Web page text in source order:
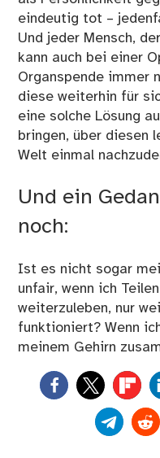
eindeutig tot –
Und jeder Mensch,
kann auch bei einer
Organspende immer
diese weiterhin für
eine solche Lösung
bringen, über diesen
Welt einmal
Und ein
noch:
Ist es nicht sogar
unfair, wenn ich
weiterzuleben, nur
funktioniert? Wenn
meinem Gehirn